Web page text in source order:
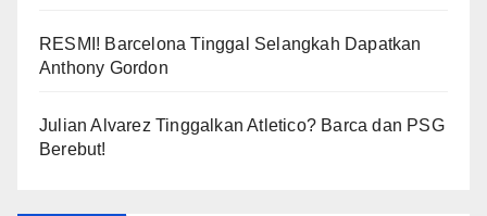
RESMI! Barcelona Tinggal Selangkah Dapatkan
Anthony Gordon
Julian Alvarez Tinggalkan Atletico? Barca dan PSG
Berebut!